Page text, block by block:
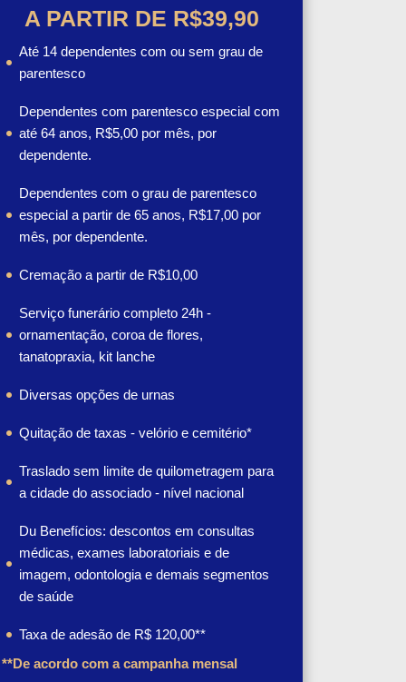
A PARTIR DE R$39,90
Até 14 dependentes com ou sem grau de
parentesco
Dependentes com parentesco especial com
até 64 anos, R$5,00 por mês, por
dependente.
Dependentes com o grau de parentesco
especial a partir de 65 anos, R$17,00 por
mês, por dependente.
Cremação a partir de R$10,00
Serviço funerário completo 24h -
ornamentação, coroa de flores,
tanatopraxia, kit lanche
Diversas opções de urnas
Quitação de taxas - velório e cemitério*
Traslado sem limite de quilometragem para
a cidade do associado - nível nacional
Du Benefícios: descontos em consultas
médicas, exames laboratoriais e de
imagem, odontologia e demais segmentos
de saúde
Taxa de adesão de R$ 120,00**
**De acordo com a campanha mensal